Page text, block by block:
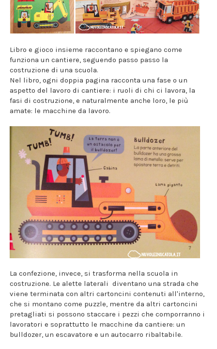
Libro e gioco insieme raccontano e spiegano come
funziona un cantiere, seguendo passo passo la
costruzione di una scuola.
Nel libro, ogni doppia pagina racconta una fase o un
aspetto del lavoro di cantiere: i ruoli di chi ci lavora, la
fasi di costruzione, e naturalmente anche loro, le più
amate: le macchine da lavoro.
La confezione, invece, si trasforma nella scuola in
costruzione. Le alette laterali diventano una strada che
viene terminata con altri cartoncini contenuti all'interno,
che si montano come puzzle, mentre da altri cartoncini
pretagliati si possono staccare i pezzi che comporranno i
lavoratori e soprattutto le macchine da cantiere: un
bulldozer, un escavatore e un autocarro ribaltabile.